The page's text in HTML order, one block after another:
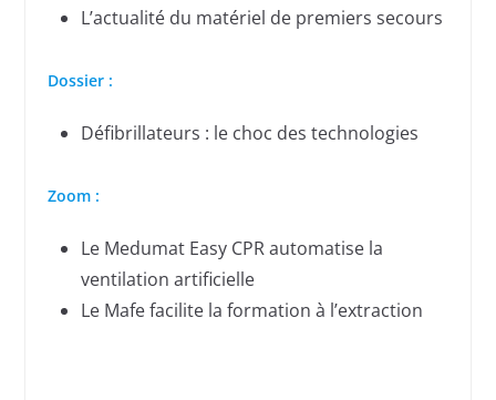
L’actualité du matériel de premiers secours
Dossier :
Défibrillateurs : le choc des technologies
Zoom :
Le Medumat Easy CPR automatise la
ventilation artificielle
Le Mafe facilite la formation à l’extraction